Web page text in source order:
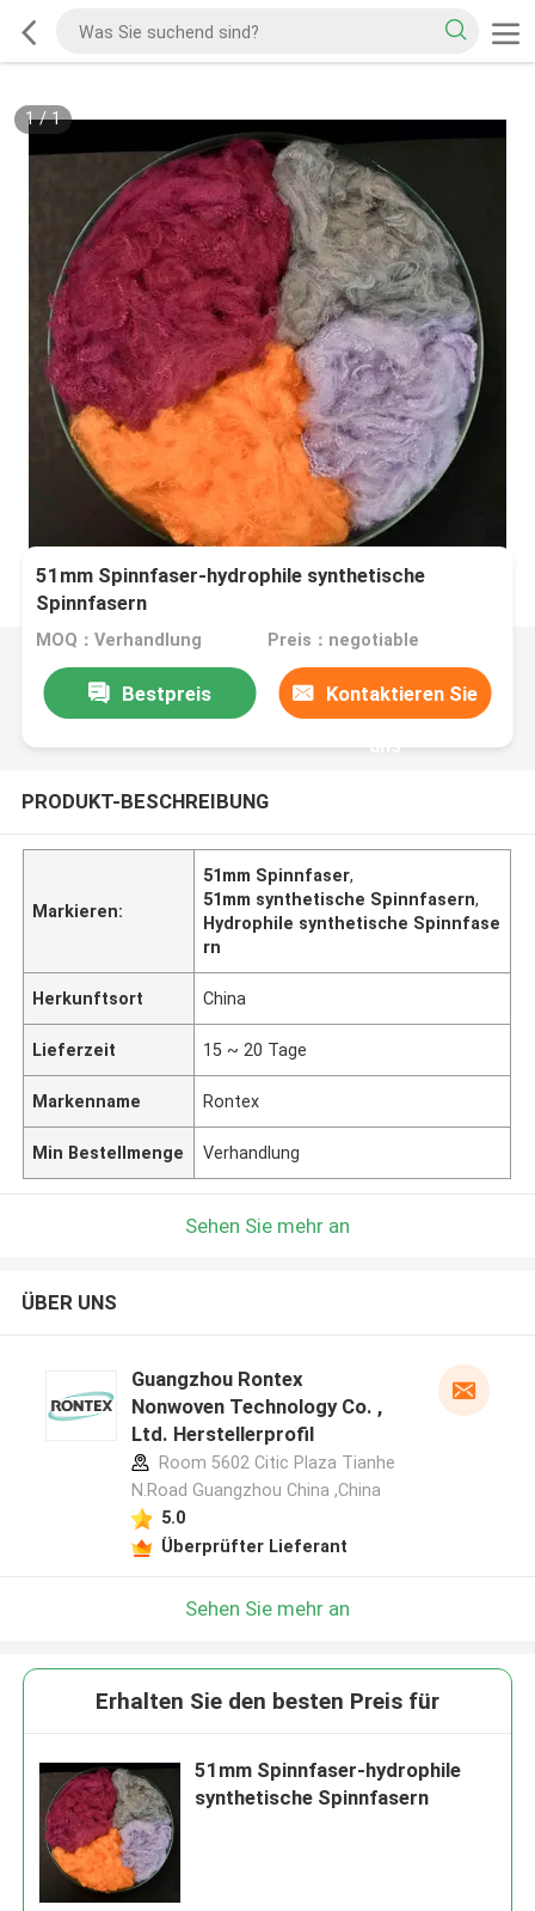
1/1
51mm Spinnfaser-hydrophile synthetische
Spinnfasern
MOQ：Verhandlung Preis：negotiable
Bestpreis Kontaktieren Sie
uns
PRODUKT-BESCHREIBUNG
Markieren:
51mm Spinnfaser,
51mm synthetische Spinnfasern,
Hydrophile synthetische Spinnfase
rn
Herkunftsort China
Lieferzeit 15 ~ 20 Tage
Markenname Rontex
Min Bestellmenge Verhandlung
Sehen Sie mehr an
ÜBER UNS
Guangzhou Rontex
Nonwoven Technology Co. ,
Ltd. Herstellerprofil
Room 5602 Citic Plaza Tianhe
N.Road Guangzhou China ,China
5.0
Überprüfter Lieferant
Sehen Sie mehr an
Erhalten Sie den besten Preis für
51mm Spinnfaser-hydrophile
synthetische Spinnfasern